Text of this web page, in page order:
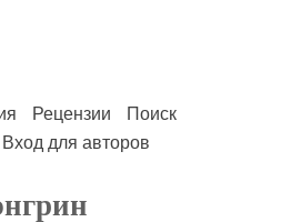
Рецензии
Поиск
Вход для авторов